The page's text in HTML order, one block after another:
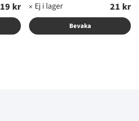
19 kr 21 kr
Bevaka